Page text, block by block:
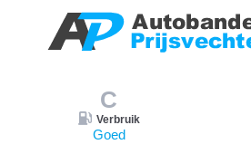
C
Verbruik
Goed